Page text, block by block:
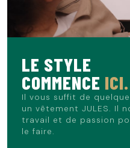
LE STYLE
COMMENCE ICI.
Il vous suffit de
un vêtement JULES. Il
travail et de passion
le faire.